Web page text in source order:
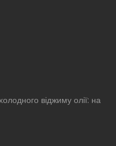
віджиму олії: на